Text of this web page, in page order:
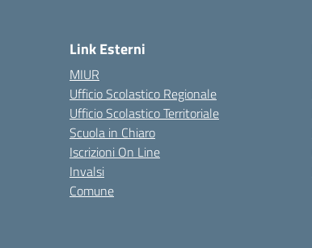
Link Esterni
MIUR
Ufficio Scolastico Regionale
Ufficio Scolastico Territoriale
Scuola in Chiaro
Iscrizioni On Line
Invalsi
Comune